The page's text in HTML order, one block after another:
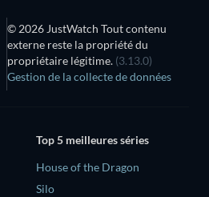
© 2026 JustWatch Tout contenu
externe reste la propriété du
propriétaire légitime. (3.13.0)
Gestion de la collecte de données
Top 5 meilleures séries
House of the Dragon
Silo